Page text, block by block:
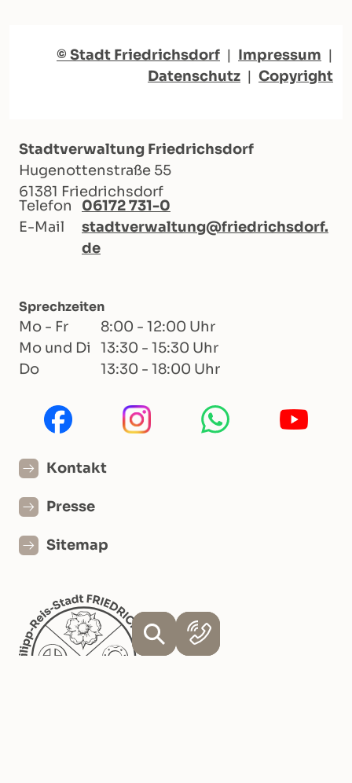
© Stadt Friedrichsdorf | Impressum |
Datenschutz | Copyright
Stadtverwaltung Friedrichsdorf
Hugenottenstraße 55
61381 Friedrichsdorf
Telefon
06172 731-0
E-Mail
stadtverwaltung@friedrichsdorf.
de
Sprechzeiten
Mo - Fr
8:00 - 12:00 Uhr
Mo und Di
13:30 - 15:30 Uhr
Do
13:30 - 18:00 Uhr
Kontakt
Presse
Sitemap